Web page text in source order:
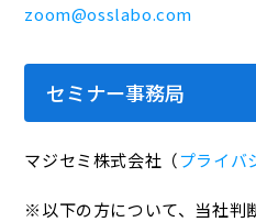
zoom@osslabo.com
セミナー事務局
マジセミ株式会社（プライバ
※以下の方について、当社判